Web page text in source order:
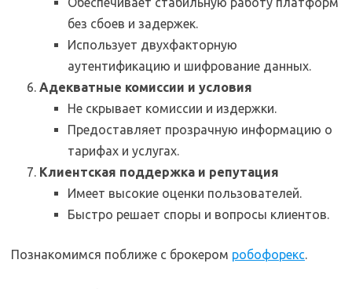
без сбоев и задержек.
Использует двухфакторную
аутентификацию и шифрование данных.
Адекватные комиссии и условия
Не скрывает комиссии и издержки.
Предоставляет прозрачную информацию о
тарифах и услугах.
Клиентская поддержка и репутация
Имеет высокие оценки пользователей.
Быстро решает споры и вопросы клиентов.
Познакомимся поближе с брокером робофорекс.